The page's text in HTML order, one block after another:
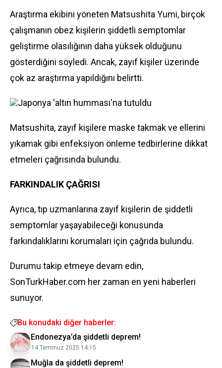
Araştırma ekibini yöneten Matsushita Yumi, birçok
çalışmanın obez kişilerin şiddetli semptomlar
geliştirme olasılığının daha yüksek olduğunu
gösterdiğini söyledi. Ancak, zayıf kişiler üzerinde
çok az araştırma yapıldığını belirtti.
Japonya 'altın humması'na tutuldu
Matsushita, zayıf kişilere maske takmak ve ellerini
yıkamak gibi enfeksiyon önleme tedbirlerine dikkat
etmeleri çağrısında bulundu.
FARKINDALIK ÇAĞRISI
Ayrıca, tıp uzmanlarına zayıf kişilerin de şiddetli
semptomlar yaşayabileceği konusunda
farkındalıklarını korumaları için çağrıda bulundu.
Durumu takip etmeye devam edin,
SonTurkHaber.com her zaman en yeni haberleri
sunuyor.
Bu konudaki diğer haberler:
Endonezya’da şiddetli deprem!
14 Temmuz 2025 14:15
Muğla da şiddetli deprem!